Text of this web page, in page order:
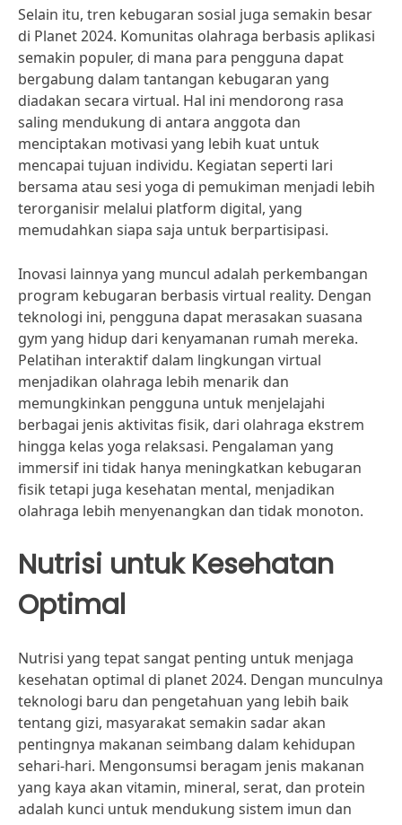
Selain itu, tren kebugaran sosial juga semakin besar
di Planet 2024. Komunitas olahraga berbasis aplikasi
semakin populer, di mana para pengguna dapat
bergabung dalam tantangan kebugaran yang
diadakan secara virtual. Hal ini mendorong rasa
saling mendukung di antara anggota dan
menciptakan motivasi yang lebih kuat untuk
mencapai tujuan individu. Kegiatan seperti lari
bersama atau sesi yoga di pemukiman menjadi lebih
terorganisir melalui platform digital, yang
memudahkan siapa saja untuk berpartisipasi.
Inovasi lainnya yang muncul adalah perkembangan
program kebugaran berbasis virtual reality. Dengan
teknologi ini, pengguna dapat merasakan suasana
gym yang hidup dari kenyamanan rumah mereka.
Pelatihan interaktif dalam lingkungan virtual
menjadikan olahraga lebih menarik dan
memungkinkan pengguna untuk menjelajahi
berbagai jenis aktivitas fisik, dari olahraga ekstrem
hingga kelas yoga relaksasi. Pengalaman yang
immersif ini tidak hanya meningkatkan kebugaran
fisik tetapi juga kesehatan mental, menjadikan
olahraga lebih menyenangkan dan tidak monoton.
Nutrisi untuk Kesehatan
Optimal
Nutrisi yang tepat sangat penting untuk menjaga
kesehatan optimal di planet 2024. Dengan munculnya
teknologi baru dan pengetahuan yang lebih baik
tentang gizi, masyarakat semakin sadar akan
pentingnya makanan seimbang dalam kehidupan
sehari-hari. Mengonsumsi beragam jenis makanan
yang kaya akan vitamin, mineral, serat, dan protein
adalah kunci untuk mendukung sistem imun dan